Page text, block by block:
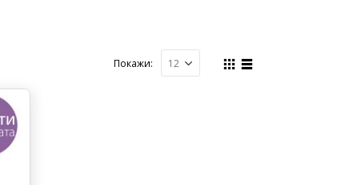
Покажи: